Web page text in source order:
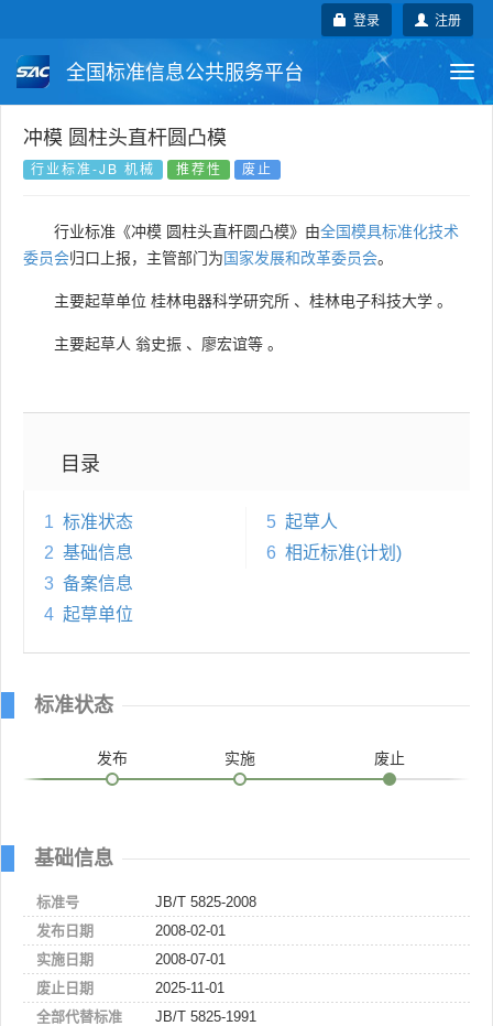
注册
登录
全国标准信息公共服务平台
国家标准 行业标准
国外标准 技术委员会
冲模 圆柱头直杆圆凸模
行业标准-JB 机械 推荐性 废止
行业标准《冲模 圆柱头直杆圆凸模》由全国模具标准化技术
委员会归口上报，主管部门为国家发展和改革委员会。
主要起草单位 桂林电器科学研究所 、 桂林电子科技大学 。
主要起草人 翁史振 、 廖宏谊等 。
目录
1 标准状态
2 基础信息
3 备案信息
4 起草单位
5 起草人
6 相近标准(计划)
标准状态
发布 实施 废止
基础信息
标准号
JB/T 5825-2008
发布日期
2008-02-01
实施日期
2008-07-01
废止日期
2025-11-01
全部代替标准
JB/T 5825-1991